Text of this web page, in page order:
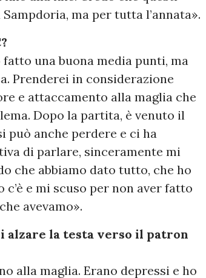
ma per tutta l’annata».
una buona media punti, ma
Prenderei in considerazione
e attaccamento alla maglia che
Dopo la partita, è venuto il
anche perdere e ci ha
di parlare, sinceramente mi
che abbiamo dato tutto, che ho
e mi scuso per non aver fatto
avevamo».
alzare la testa verso il patron
alla maglia. Erano depressi e ho